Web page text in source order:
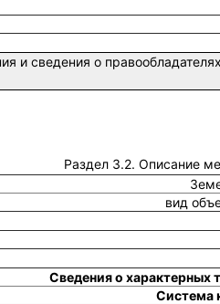
и сведения о
Раздел 3.2. Описание
вид
Сведения о характерных
Система